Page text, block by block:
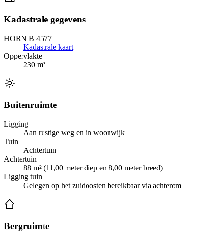
Kadastrale gegevens
HORN B 4577
Kadastrale kaart
Oppervlakte
230 m²
Buitenruimte
Ligging
Aan rustige weg en in woonwijk
Tuin
Achtertuin
Achtertuin
88 m² (11,00 meter diep en 8,00 meter breed)
Ligging tuin
Gelegen op het zuidoosten bereikbaar via achterom
Bergruimte